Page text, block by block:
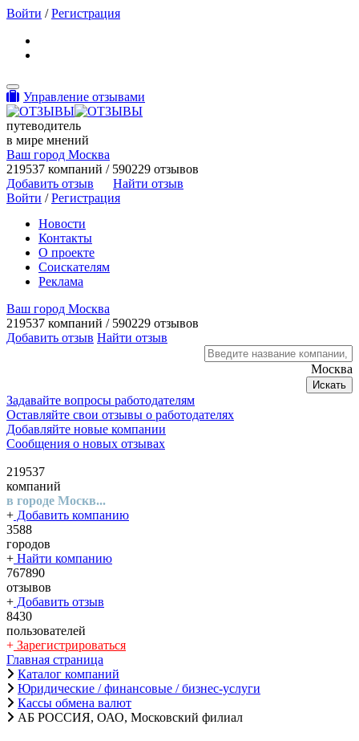
Войти /Регистрация
Toggle navigation
Управление отзывами
путеводитель
в мире мнений
Ваш город Москва
219537 компаний / 590229 отзывов
Добавить отзыв
Найти отзыв
Войти /Регистрация
Новости
Контакты
О проекте
Соискателям
Реклама
Ваш город Москва
219537 компаний / 590229 отзывов
Добавить отзыв Найти отзыв
Москва
Искать
Задавайте вопросы работодателям
Оставляйте свои отзывы о работодателях
Добавляйте новые компании
Сообщения о новых отзывах
219537
компаний
в городе Москв...
+ Добавить компанию
3588
городов
+ Найти компанию
767890
отзывов
+ Добавить отзыв
8430
пользователей
+ Зарегистрироваться
Главная страница
Каталог компаний
Юридические / финансовые / бизнес-услуги
Кассы обмена валют
АБ РОССИЯ, ОАО, Московский филиал